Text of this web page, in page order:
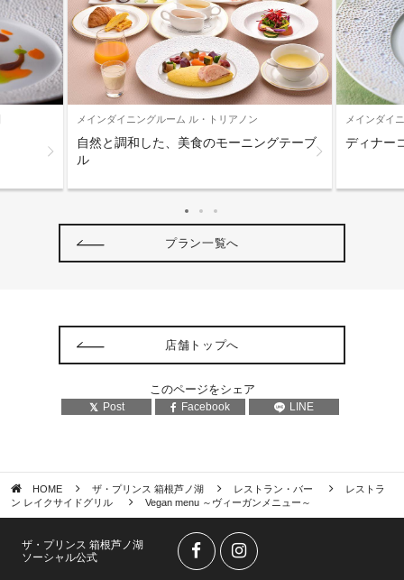
メインダイニングルーム ル・トリアノン
自然と調和した、美食のモーニングテーブ
ル
メインダイ
ディナー
プラン一覧へ
店舗トップへ
このページをシェア
Post Facebook LINE
HOME ザ・プリンス 箱根芦ノ湖 レストラン・バー
レストラ
ン レイクサイドグリル
Vegan menu ～ヴィーガンメニュー～
ザ・プリンス 箱根芦ノ湖
ソーシャル公式